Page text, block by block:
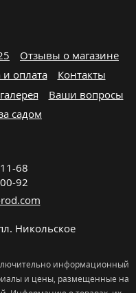
Отзывы о магазине
и оплата
Контакты
Ваши вопросы
садом
68
92
Никольcкое
информационный
и цены, размещенные на